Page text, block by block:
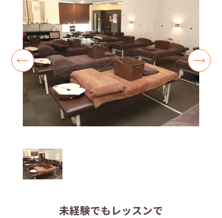
コラム一覧
よくあるご質問
応募する
未経験でもレッスンで